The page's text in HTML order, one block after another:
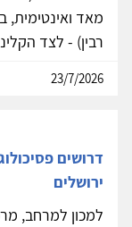
מאד ואינטימית,
רבין) - לצד
23/7/2026
דרושים
ירושלים
למכון למרחב,